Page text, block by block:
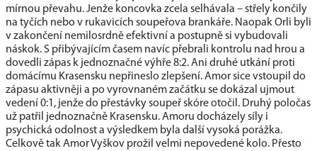
mírnou převahu. Jenže koncovka zcela selhávala – střely končily
na tyčích nebo v rukavicích soupeřova brankáře. Naopak Orli byli
v zakončení nemilosrdně efektivní a postupně si vybudovali
náskok. S přibývajícím časem navíc přebrali kontrolu nad hrou a
dovedli zápas k jednoznačné výhře 8:2. Ani druhé utkání proti
domácímu Krasensku nepřineslo zlepšení. Amor sice vstoupil do
zápasu aktivněji a po vyrovnaném začátku se dokázal ujmout
vedení 0:1, jenže do přestávky soupeř skóre otočil. Druhý poločas
už patřil jednoznačně Krasensku. Amoru docházely síly i
psychická odolnost a výsledkem byla další vysoká porážka.
Celkově tak Amor Vyškov prožil velmi nepovedené kolo. Přesto